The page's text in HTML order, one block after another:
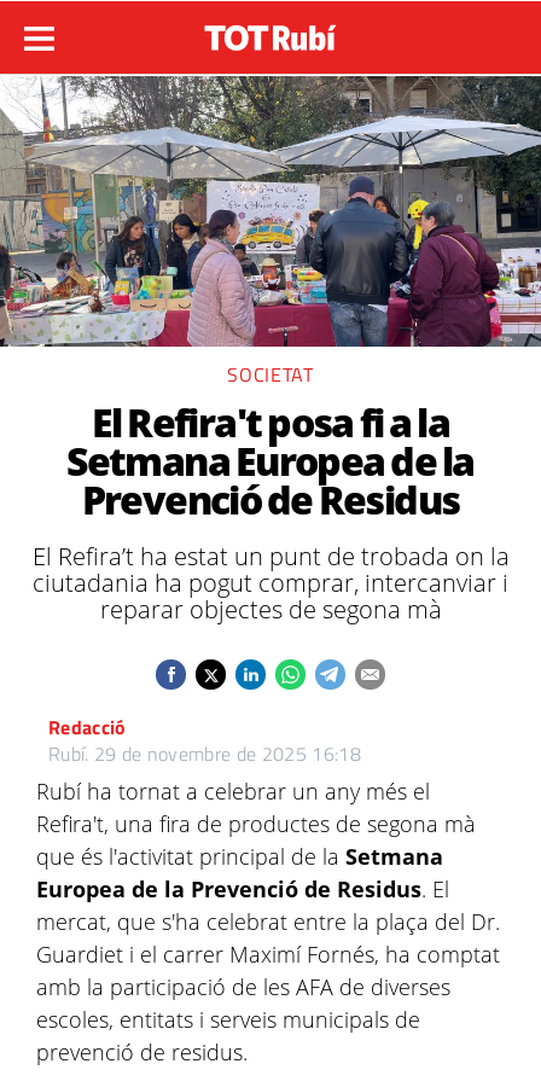
SOCIETAT
El Refira't posa fi a la
Setmana Europea de la
Prevenció de Residus
El Refira’t ha estat un punt de trobada on la
ciutadania ha pogut comprar, intercanviar i
reparar objectes de segona mà
Redacció
Rubí. 29 de novembre de 2025 16:18
Rubí ha tornat a celebrar un any més el
Refira't, una fira de productes de segona mà
que és l'activitat principal de la Setmana
Europea de la Prevenció de Residus. El
mercat, que s'ha celebrat entre la plaça del Dr.
Guardiet i el carrer Maximí Fornés, ha comptat
amb la participació de les AFA de diverses
escoles, entitats i serveis municipals de
prevenció de residus.